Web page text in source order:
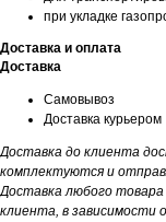
при укладке
Доставка и оплата
Доставка
Самовывоз
Доставка курьером
Доставка до клиента
комплектуются и
Доставка любого
клиента, в зависимости